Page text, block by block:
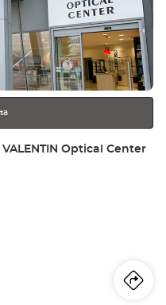
Optical Center
a